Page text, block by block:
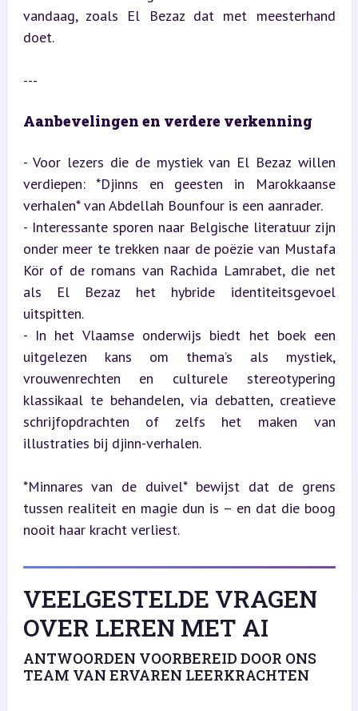
vandaag, zoals El Bezaz dat met meesterhand
doet.
---
Aanbevelingen en verdere verkenning
- Voor lezers die de mystiek van El Bezaz willen
verdiepen: *Djinns en geesten in Marokkaanse
verhalen* van Abdellah Bounfour is een aanrader.
- Interessante sporen naar Belgische literatuur zijn
onder meer te trekken naar de poëzie van Mustafa
Kör of de romans van Rachida Lamrabet, die net
als El Bezaz het hybride identiteitsgevoel
uitspitten.
- In het Vlaamse onderwijs biedt het boek een
uitgelezen kans om thema’s als mystiek,
vrouwenrechten en culturele stereotypering
klassikaal te behandelen, via debatten, creatieve
schrijfopdrachten of zelfs het maken van
illustraties bij djinn-verhalen.
*Minnares van de duivel* bewijst dat de grens
tussen realiteit en magie dun is – en dat die boog
nooit haar kracht verliest.
VEELGESTELDE VRAGEN
OVER LEREN MET AI
ANTWOORDEN VOORBEREID DOOR ONS
TEAM VAN ERVAREN LEERKRACHTEN